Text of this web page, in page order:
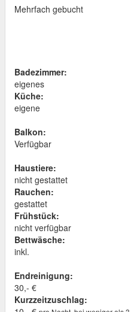
Mehrfach gebucht
Badezimmer:
eigenes
Küche:
eigene
Balkon:
Verfügbar
Haustiere:
nicht gestattet
Rauchen:
gestattet
Frühstück:
nicht verfügbar
Bettwäsche:
inkl.
Endreinigung:
30,- €
Kurzzeitzuschlag: